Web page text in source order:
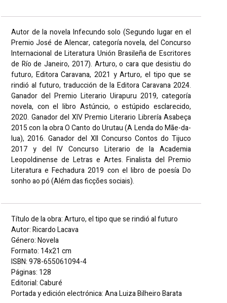
Autor de la novela Infecundo solo (Segundo lugar en el
Premio José de Alencar, categoría novela, del Concurso
Internacional de Literatura Unión Brasileña de Escritores
de Río de Janeiro, 2017). Arturo, o cara que desistiu do
futuro, Editora Caravana, 2021 y Arturo, el tipo que se
rindió al futuro, traducción de la Editora Caravana 2024.
Ganador del Premio Literario Uirapuru 2019, categoría
novela, con el libro Astúncio, o estúpido esclarecido,
2020. Ganador del XIV Premio Literario Librería Asabeça
2015 con la obra O Canto do Urutau (A Lenda do Mãe-da-
lua), 2016. Ganador del XII Concurso Contos do Tijuco
2017 y del IV Concurso Literario de la Academia
Leopoldinense de Letras e Artes. Finalista del Premio
Literatura e Fechadura 2019 con el libro de poesía Do
sonho ao pó (Além das ficções sociais).
Título de la obra: Arturo, el tipo que se rindió al futuro
Autor: Ricardo Lacava
Género: Novela
Formato: 14x21 cm
ISBN: 978-655061094-4
Páginas: 128
Editorial: Caburé
Portada y edición electrónica: Ana Luiza Bilheiro Barata